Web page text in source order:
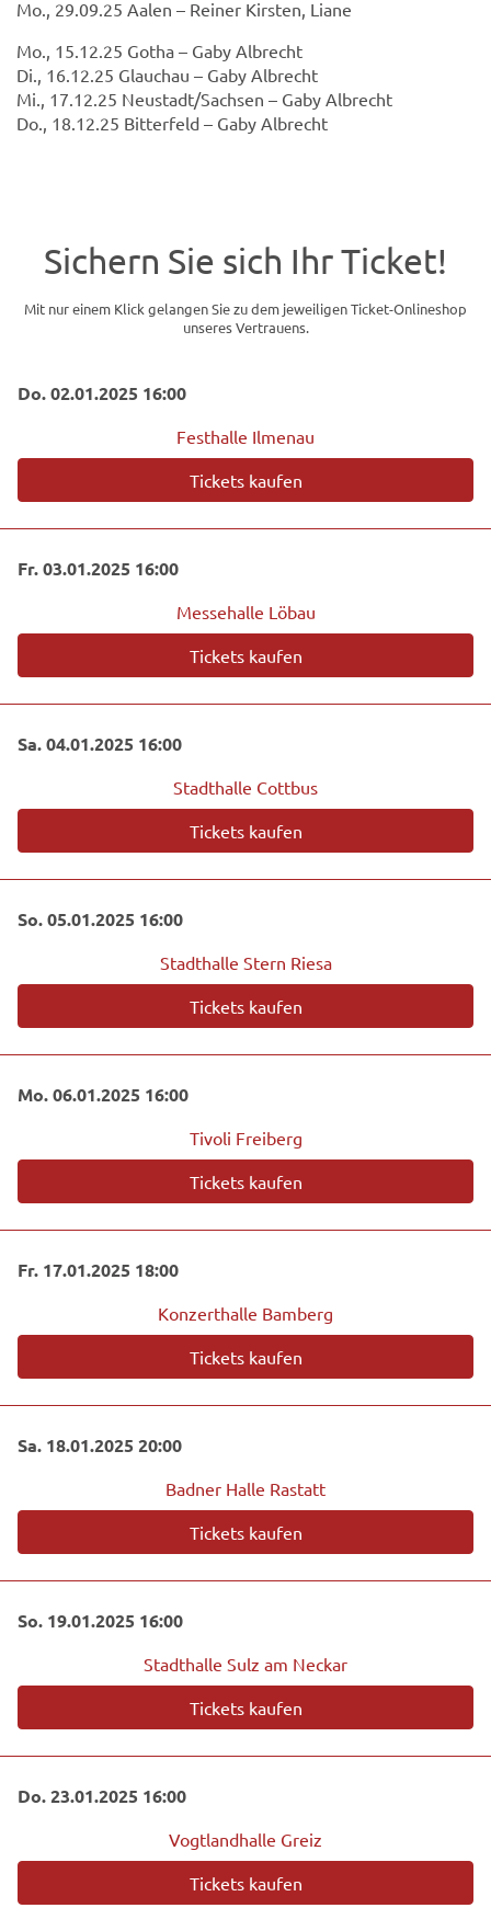
Mo., 29.09.25 Aalen – Reiner Kirsten, Liane
Mo., 15.12.25 Gotha – Gaby Albrecht
Di., 16.12.25 Glauchau – Gaby Albrecht
Mi., 17.12.25 Neustadt/Sachsen – Gaby Albrecht
Do., 18.12.25 Bitterfeld – Gaby Albrecht
Sichern Sie sich Ihr Ticket!
Mit nur einem Klick gelangen Sie zu dem jeweiligen Ticket-Onlineshop
unseres Vertrauens.
Do. 02.01.2025 16:00
Festhalle Ilmenau
Tickets kaufen
Fr. 03.01.2025 16:00
Messehalle Löbau
Tickets kaufen
Sa. 04.01.2025 16:00
Stadthalle Cottbus
Tickets kaufen
So. 05.01.2025 16:00
Stadthalle Stern Riesa
Tickets kaufen
Mo. 06.01.2025 16:00
Tivoli Freiberg
Tickets kaufen
Fr. 17.01.2025 18:00
Konzerthalle Bamberg
Tickets kaufen
Sa. 18.01.2025 20:00
Badner Halle Rastatt
Tickets kaufen
So. 19.01.2025 16:00
Stadthalle Sulz am Neckar
Tickets kaufen
Do. 23.01.2025 16:00
Vogtlandhalle Greiz
Tickets kaufen